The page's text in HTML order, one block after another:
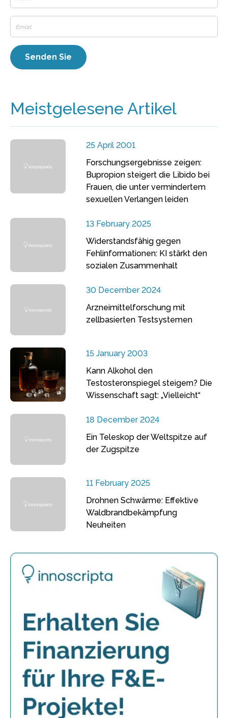
Meistgelesene Artikel
25 April 2001
Forschungsergebnisse zeigen:
Bupropion steigert die Libido bei
Frauen, die unter vermindertem
sexuellen Verlangen leiden
13 February 2025
Widerstandsfähig gegen
Fehlinformationen: KI stärkt den
sozialen Zusammenhalt
30 December 2024
Arzneimittelforschung mit
zellbasierten Testsystemen
15 January 2003
Kann Alkohol den
Testosteronspiegel steigern? Die
Wissenschaft sagt: „Vielleicht“
18 December 2024
Ein Teleskop der Weltspitze auf
der Zugspitze
11 February 2025
Drohnen Schwärme: Effektive
Waldbrandbekämpfung
Neuheiten